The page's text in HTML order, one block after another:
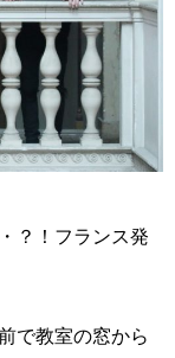
？！フランス発
で教室の窓から